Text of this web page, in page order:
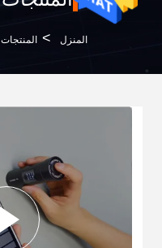
المنزل > المنتجات